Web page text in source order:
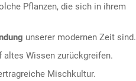
Pflanzen, die sich in ihrem
unserer modernen Zeit sind.
altes Wissen zurückgreifen.
Mischkultur.